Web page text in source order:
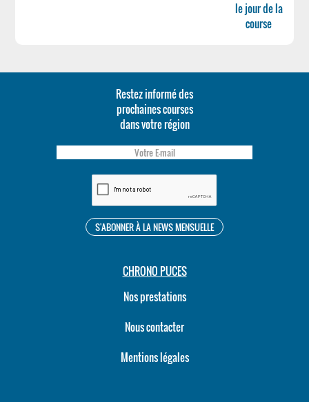
le jour de la
course
Restez informé des
prochaines courses
dans votre région
CHRONO PUCES
Nos prestations
Nous contacter
Mentions légales